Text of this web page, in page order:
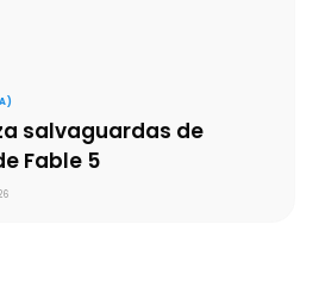
salvaguardas de
Fable 5